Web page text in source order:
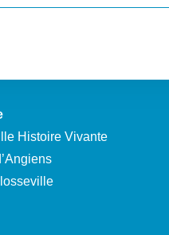
Histoire Vivante